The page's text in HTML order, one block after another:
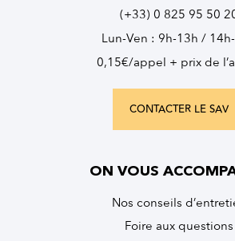
(+33) 0 825 95 50
Lun-Ven : 9h-13h /
0,15€/appel + prix de
CONTACTER LE SAV
ON VOUS
Nos conseils
Foire aux questions